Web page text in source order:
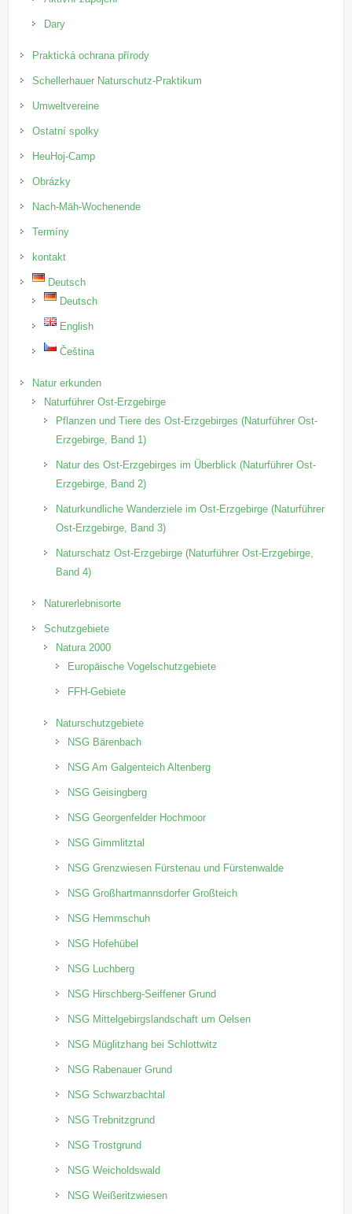
Dary
Praktická ochrana přírody
Schellerhauer Naturschutz-Praktikum
Umweltvereine
Ostatní spolky
HeuHoj-Camp
Obrázky
Nach-Mäh-Wochenende
Termíny
kontakt
Deutsch
Deutsch
English
Čeština
Natur erkunden
Naturführer Ost-Erzgebirge
Pflanzen und Tiere des Ost-Erzgebirges (Naturführer Ost-
Erzgebirge, Band 1)
Natur des Ost-Erzgebirges im Überblick (Naturführer Ost-
Erzgebirge, Band 2)
Naturkundliche Wanderziele im Ost-Erzgebirge (Naturführer
Ost-Erzgebirge, Band 3)
Naturschatz Ost-Erzgebirge (Naturführer Ost-Erzgebirge,
Band 4)
Naturerlebnisorte
Schutzgebiete
Natura 2000
Europäische Vogelschutzgebiete
FFH-Gebiete
Naturschutzgebiete
NSG Bärenbach
NSG Am Galgenteich Altenberg
NSG Geisingberg
NSG Georgenfelder Hochmoor
NSG Gimmlitztal
NSG Grenzwiesen Fürstenau und Fürstenwalde
NSG Großhartmannsdorfer Großteich
NSG Hemmschuh
NSG Hofehübel
NSG Luchberg
NSG Hirschberg-Seiffener Grund
NSG Mittelgebirgslandschaft um Oelsen
NSG Müglitzhang bei Schlottwitz
NSG Rabenauer Grund
NSG Schwarzbachtal
NSG Trebnitzgrund
NSG Trostgrund
NSG Weicholdswald
NSG Weißeritzwiesen